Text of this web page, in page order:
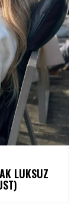
LUKSUZ